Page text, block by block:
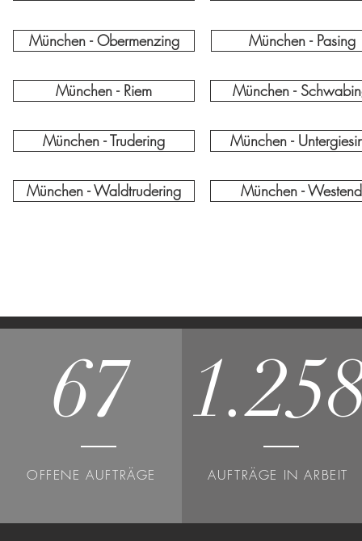
München - Obermenzing München - Pasing
München - Riem München -
München - Trudering München -
München - Waldtrudering München - Westend
67
OFFENE AUFTRÄGE AUFTRÄGE IN ARBEIT